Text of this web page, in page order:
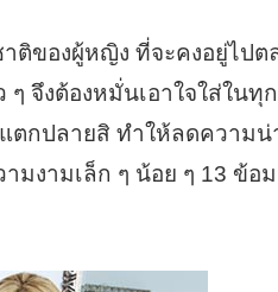
ติของผู้หญิง ที่จะคงอยู่ไป
จึงต้องหมั่นเอาใจใส่ใน
กปลายสิ ทำให้ลดความน่
มงามเล็ก ๆ น้อย ๆ 13 ข้